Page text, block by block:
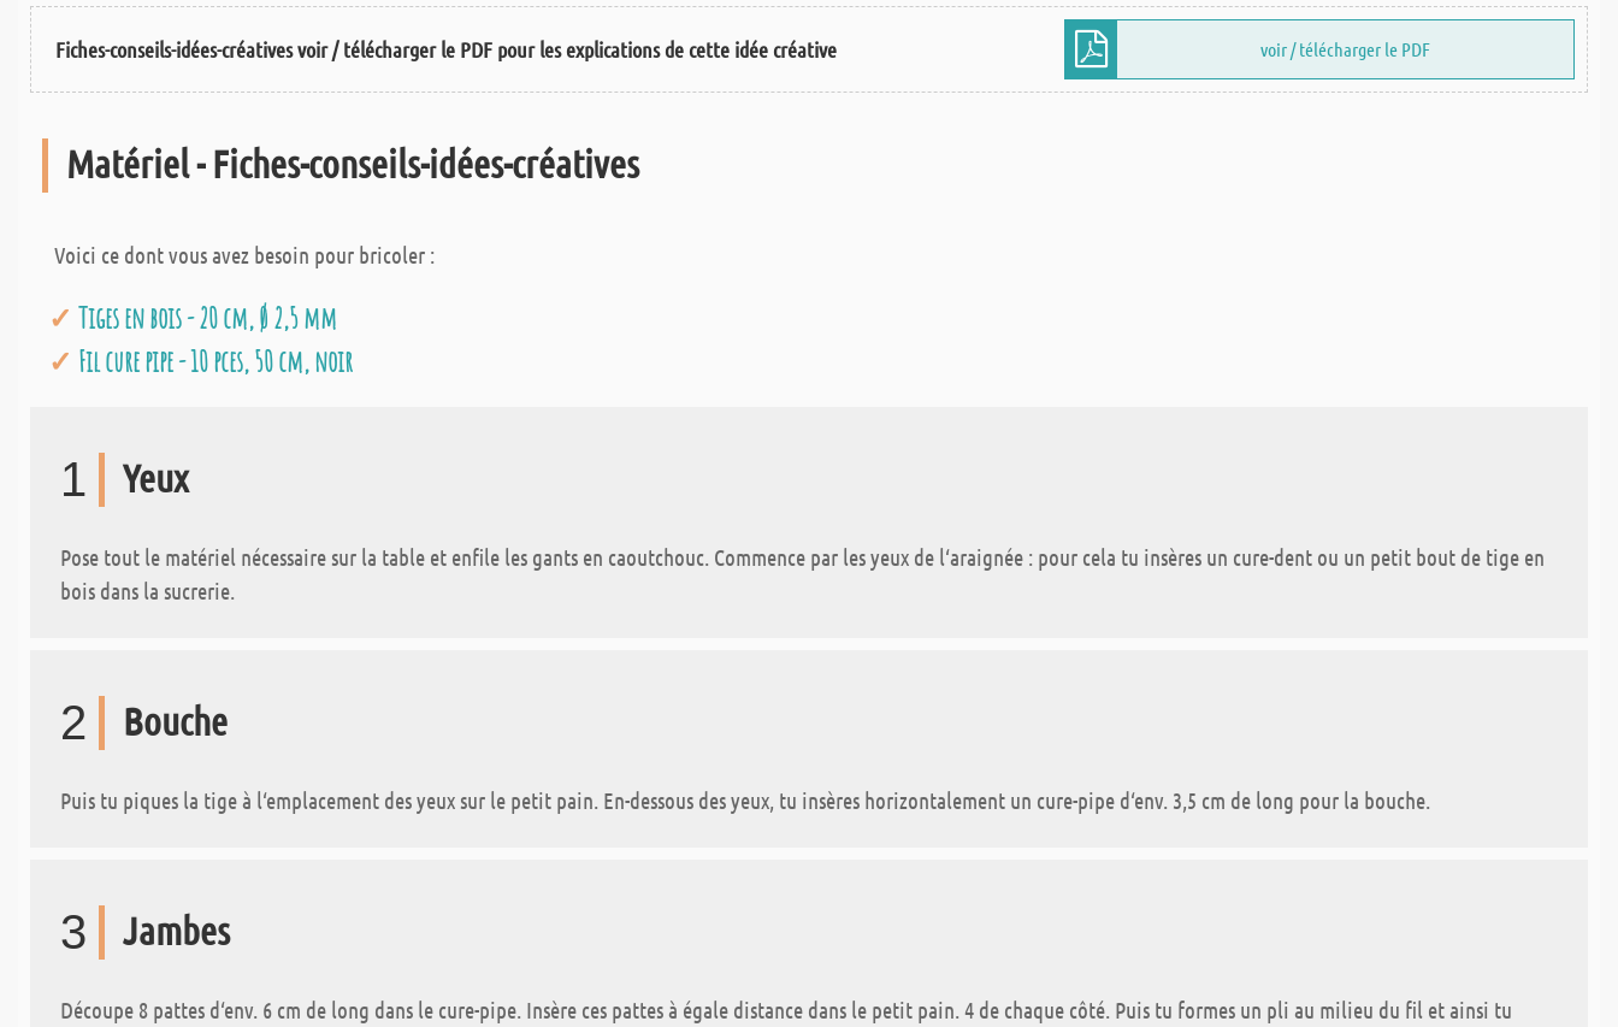
Fiches-conseils-idées-créatives voir / télécharger le PDF pour les explications de cette idée créative voir / télécharger le PDF
Matériel - Fiches-conseils-idées-créatives
Voici ce dont vous avez besoin pour bricoler :
Tiges en bois - 20 cm, Ø 2,5 mm
Fil cure pipe - 10 pces, 50 cm, noir
1 Yeux
Pose tout le matériel nécessaire sur la table et enfile les gants en caoutchouc. Commence par les yeux de l‘araignée : pour cela tu insères un cure-dent ou un petit bout de tige en
bois dans la sucrerie.
2 Bouche
Puis tu piques la tige à l‘emplacement des yeux sur le petit pain. En-dessous des yeux, tu insères horizontalement un cure-pipe d‘env. 3,5 cm de long pour la bouche.
3 Jambes
Découpe 8 pattes d‘env. 6 cm de long dans le cure-pipe. Insère ces pattes à égale distance dans le petit pain. 4 de chaque côté. Puis tu formes un pli au milieu du fil et ainsi tu